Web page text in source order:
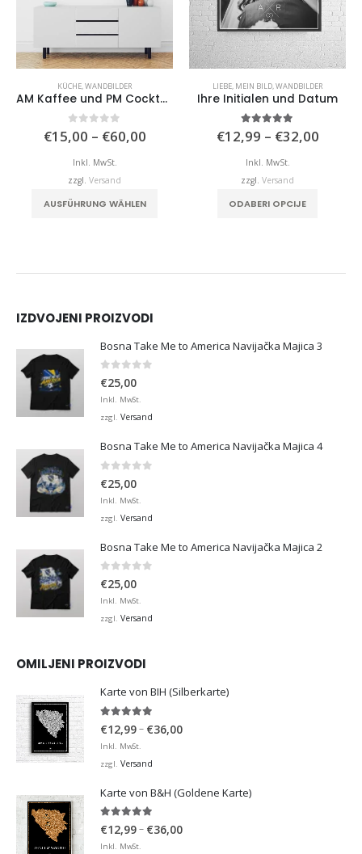
KÜCHE,WANDBILDER
AM Kaffee und PM Cocktail
0von 5
€15,00 – €60,00Preisspanne:
Inkl. MwSt.
zzgl. Versand
AUSFÜHRUNG WÄHLEN
LIEBE, MEIN BILD,WANDBILDER
Ihre Initialen und Datum
5.00 von 5
€12,99 – €32,00
Inkl. MwSt.
zzgl. Versand
ODABERI OPCIJE
IZDVOJENI PROIZVODI
Bosna Take Me to America Navijačka Majica 3
0 von 5
€25,00
Inkl. MwSt.
zzgl. Versand
Bosna Take Me to America Navijačka Majica 4
€25,00
Inkl. MwSt.
zzgl. Versand
Bosna Take Me to America Navijačka Majica 2
0 von 5
€25,00
Inkl. MwSt.
zzgl. Versand
OMILJENI PROIZVODI
Karte von BIH (Silberkarte)
€12,99– €36,00Preisspanne:
Inkl. MwSt.
zzgl. Versand
Karte von B&H (Goldene Karte)
4.98von 5
€12,99– €36,00Preisspanne:
Inkl. MwSt.